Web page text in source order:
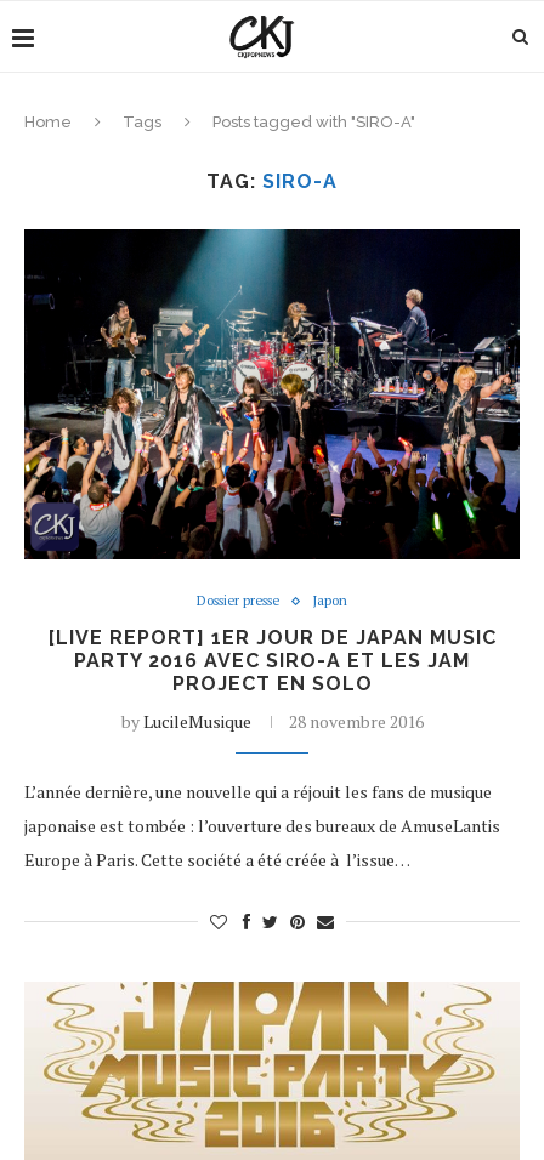
Home Tags Posts tagged with "SIRO-A"
TAG: SIRO-A
Dossier presse Japon
[LIVE REPORT] 1ER JOUR DE JAPAN MUSIC
PARTY 2016 AVEC SIRO-A ET LES JAM
PROJECT EN SOLO
byLucileMusique 28 novembre 2016
L’année dernière, une nouvelle qui a réjouit les fans de musique
japonaise est tombée : l’ouverture des bureaux de AmuseLantis
Europe à Paris. Cette société a été créée à l’issue…